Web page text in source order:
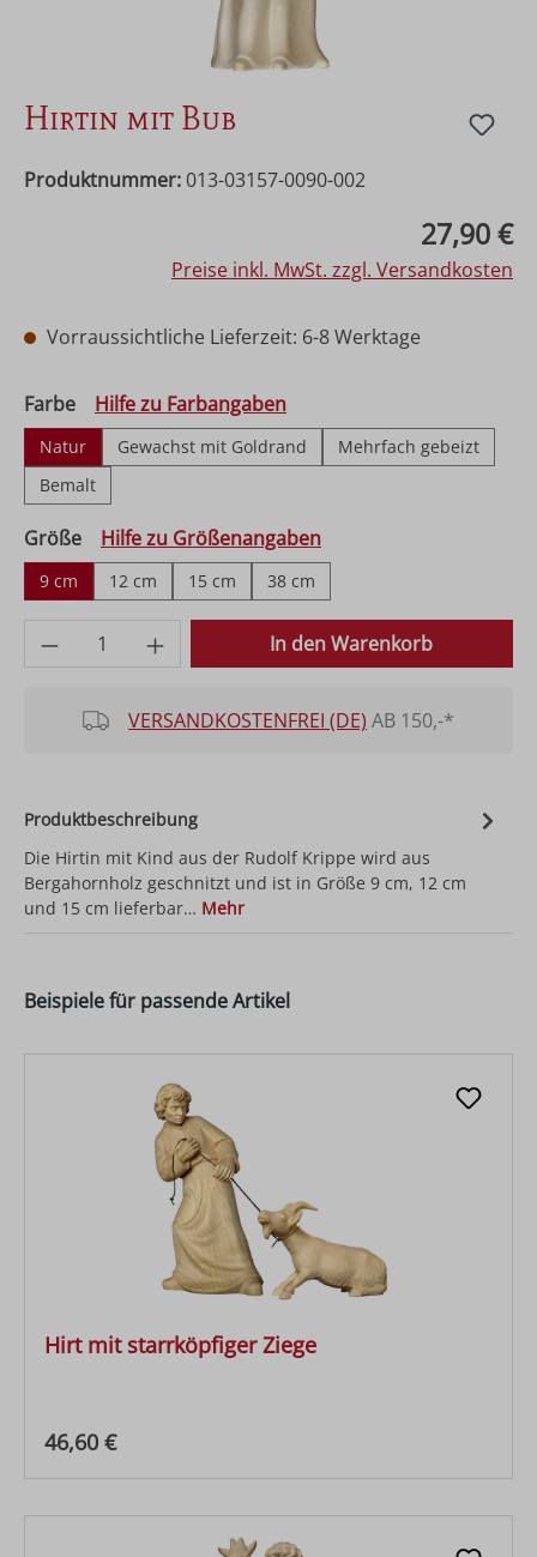
Hirtin mit Bub
Produktnummer: 013-03157-0090-002
27,90 €
Preise inkl. MwSt. zzgl. Versandkosten
Vorraussichtliche Lieferzeit: 6-8 Werktage
Farbeauswählen
Hilfe zu Farbangaben
Natur Gewachst mit Goldrand
Mehrfach gebeizt
Bemalt
Größeauswählen
Hilfe zu Größenangaben
9 cm 12 cm 15 cm 38 cm
Produkt Anzahl: Gib den gewünschten
In den Warenkorb
VERSANDKOSTENFREI (DE) AB 150,-*
Produktbeschreibung
Die Hirtin mit Kind aus der Rudolf Krippe wird aus
Bergahornholz geschnitzt und ist in Größe 9 cm, 12 cm
und 15 cm lieferbar… Mehr
Beispiele für passende Artikel
Hirt mit starrköpfiger Ziege
Regulärer Preis:
46,60 €